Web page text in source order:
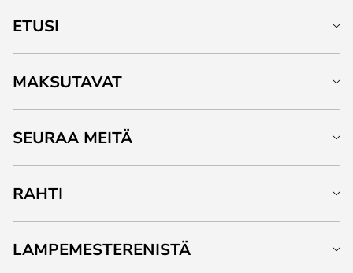
ETUSI
MAKSUTAVAT
SEURAA MEITÄ
RAHTI
LAMPEMESTERENISTÄ